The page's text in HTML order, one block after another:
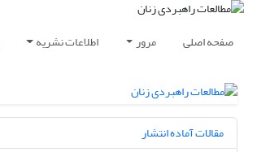
صفحه اصلی مرور اطلاعات نشریه
مقالات آماده انتشار